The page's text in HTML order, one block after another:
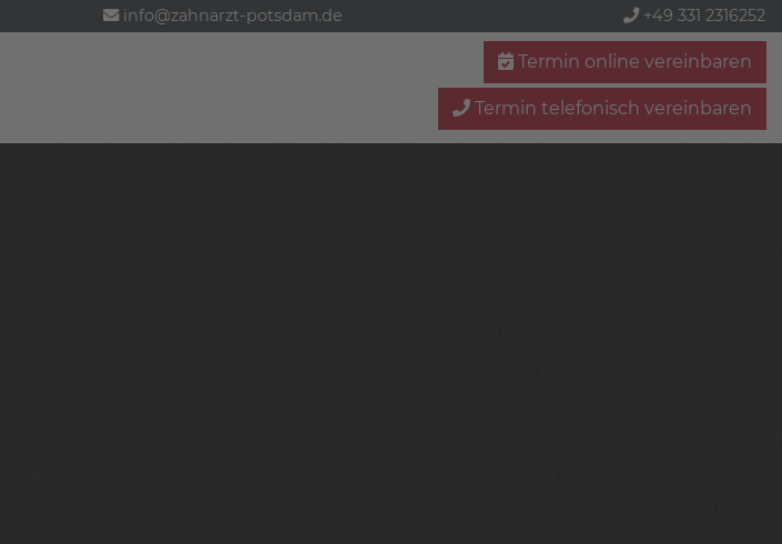
info@zahnarzt-potsdam.de +49 331 2316252
Termin online vereinbaren
Termin telefonisch vereinbaren